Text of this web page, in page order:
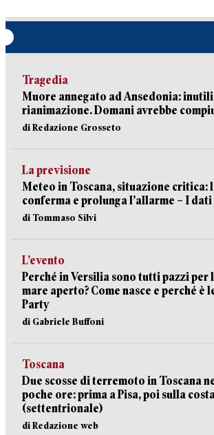
Tragedia
Muore annegato ad Ansedonia:
rianimazione. Domani avrebbe
di Redazione Grosseto
La previsione
Meteo in Toscana, situazione critica:
conferma e prolunga l’allarme – I
di Tommaso Silvi
L’evento
Perché in Versilia sono tutti pazzi per
mare aperto? Come nasce e perché è
Party
di Gabriele Buffoni
Toscana
Due scosse di terremoto in Toscana
poche ore: prima a Pisa, poi sulla
(settentrionale)
di Redazione web